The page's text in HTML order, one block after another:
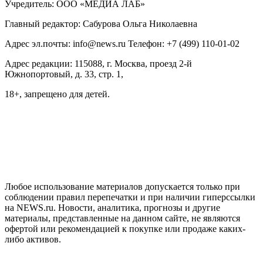
Учредитель: ООО «МЕДИА ЛАБ»
Главный редактор: Сабурова Ольга Николаевна
Адрес эл.почты: info@news.ru Телефон: +7 (499) 110-01-02
Адрес редакции: 115088, г. Москва, проезд 2-й
Южнопортовый, д. 33, стр. 1,
18+, запрещено для детей.
Любое использование материалов допускается только при
соблюдении правил перепечатки и при наличии гиперссылки
на NEWS.ru. Новости, аналитика, прогнозы и другие
материалы, представленные на данном сайте, не являются
офертой или рекомендацией к покупке или продаже каких-
либо активов.